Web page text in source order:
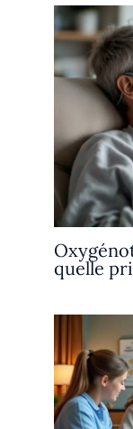
quelle